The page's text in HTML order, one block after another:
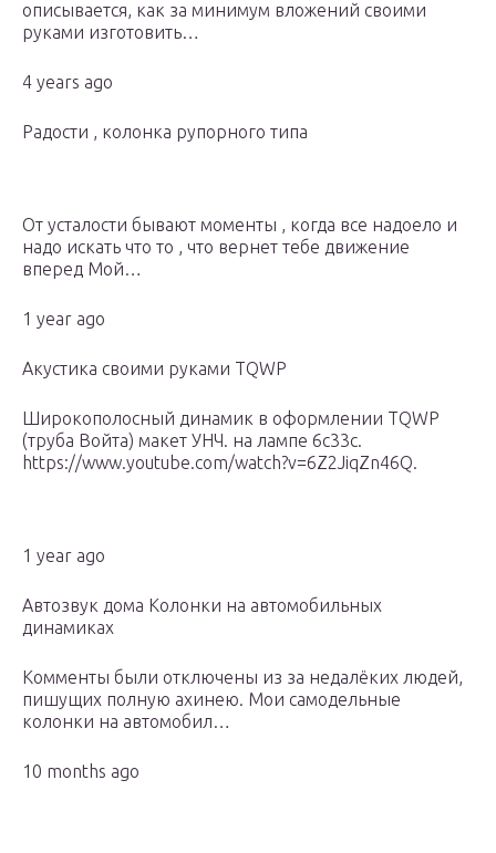
описывается, как за минимум вложений своими
руками изготовить…
4 years ago
Радости , колонка рупорного типа
От усталости бывают моменты , когда все надоело и
надо искать что то , что вернет тебе движение
вперед Мой…
1 year ago
Акустика своими руками TQWP
Широкополосный динамик в оформлении TQWP
(труба Войта) макет УНЧ. на лампе 6c33c.
https://www.youtube.com/watch?v=6Z2JiqZn46Q.
1 year ago
Автозвук дома Колонки на автомобильных
динамиках
Комменты были отключены из за недалёких людей,
пишущих полную ахинею. Мои самодельные
колонки на автомобил…
10 months ago